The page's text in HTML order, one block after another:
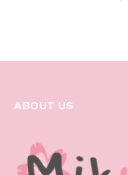
ABOUT US